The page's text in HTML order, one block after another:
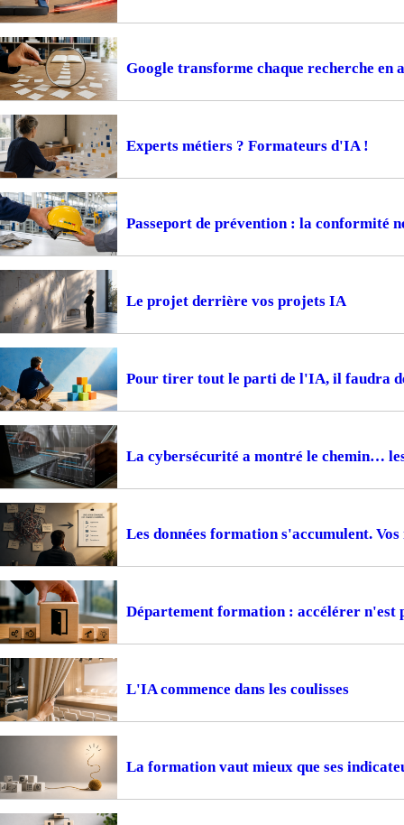
Google transforme chaque recherche en
Experts métiers ? Formateurs d'IA !
Passeport de prévention : la conformité
Le projet derrière vos projets IA
Pour tirer tout le parti de l'IA, il faudra
La cybersécurité a montré le chemin…
Les données formation s'accumulent.
Département formation : accélérer n'est
L'IA commence dans les coulisses
La formation vaut mieux que ses